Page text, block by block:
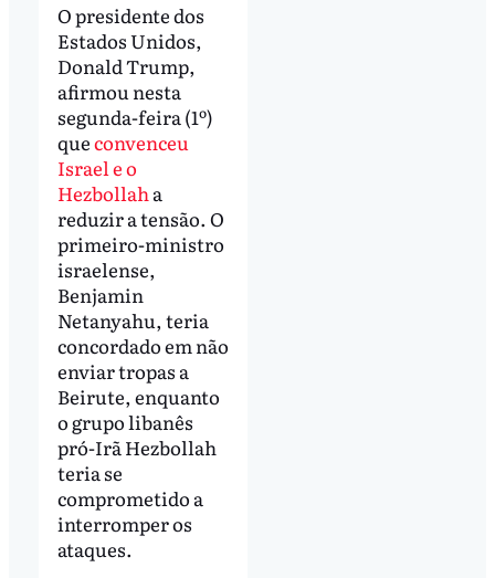
O presidente dos
Estados Unidos,
Donald Trump,
afirmou nesta
segunda-feira (1º)
queconvenceu
Israel e o
Hezbollaha
reduzir a tensão. O
primeiro-ministro
israelense,
Benjamin
Netanyahu, teria
concordado em não
enviar tropas a
Beirute, enquanto
o grupo libanês
pró-Irã Hezbollah
teria se
comprometido a
interromper os
ataques.